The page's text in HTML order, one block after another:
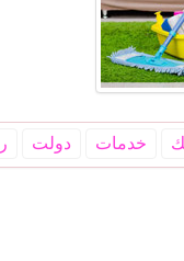
خدمات دولت